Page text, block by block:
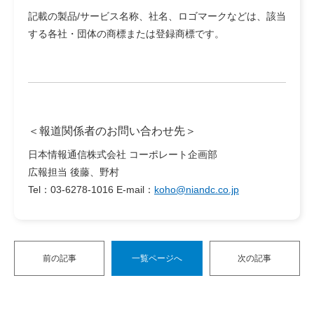
記載の製品/サービス名称、社名、ロゴマークなどは、該当
する各社・団体の商標または登録商標です。
＜報道関係者のお問い合わせ先＞
日本情報通信株式会社 コーポレート企画部
広報担当 後藤、野村
Tel：03-6278-1016 E-mail： koho@niandc.co.jp
前の記事 一覧ページへ 次の記事